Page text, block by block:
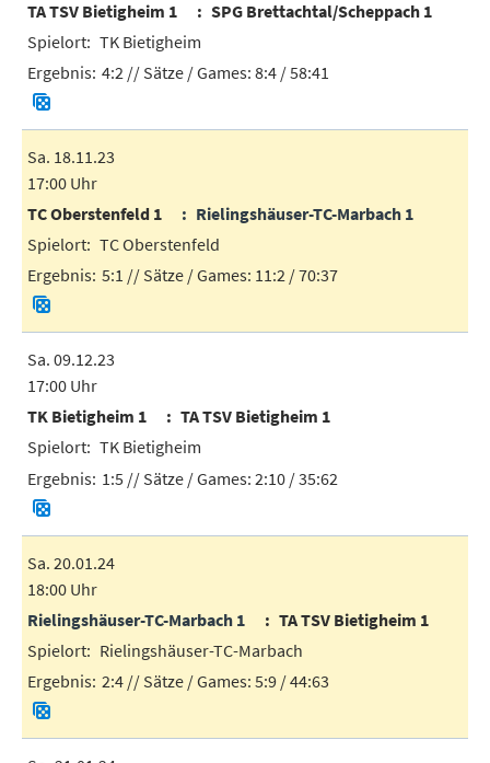
TA TSV Bietigheim 1
SPG Brettachtal/Scheppach 1
TK Bietigheim
4:2 // Sätze / Games: 8:4 / 58:41
Sa. 18.11.23
17:00 Uhr
TC Oberstenfeld 1
Rielingshäuser-TC-Marbach 1
TC Oberstenfeld
5:1 // Sätze / Games: 11:2 / 70:37
Sa. 09.12.23
17:00 Uhr
TK Bietigheim 1
TA TSV Bietigheim 1
TK Bietigheim
1:5 // Sätze / Games: 2:10 / 35:62
Sa. 20.01.24
18:00 Uhr
Rielingshäuser-TC-Marbach 1
TA TSV Bietigheim 1
Rielingshäuser-TC-Marbach
2:4 // Sätze / Games: 5:9 / 44:63